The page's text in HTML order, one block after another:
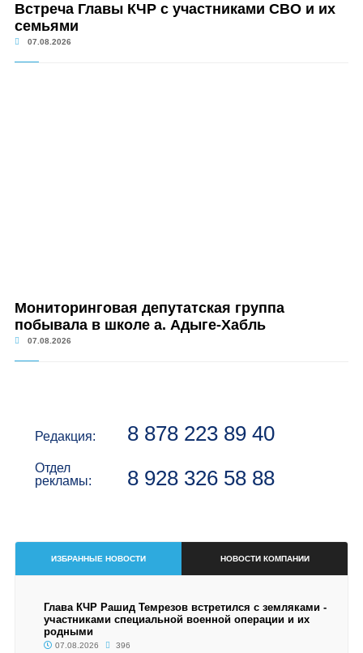
Встреча Главы КЧР с участниками СВО и их
семьями
07.08.2026
Мониторинговая депутатская группа
побывала в школе а. Адыге-Хабль
07.08.2026
Редакция: 8 878 223 89 40
Отдел
рекламы:
8 928 326 58 88
ИЗБРАННЫЕ НОВОСТИ НОВОСТИ КОМПАНИИ
Глава КЧР Рашид Темрезов встретился с земляками -
участниками специальной военной операции и их
родными
07.08.2026 396